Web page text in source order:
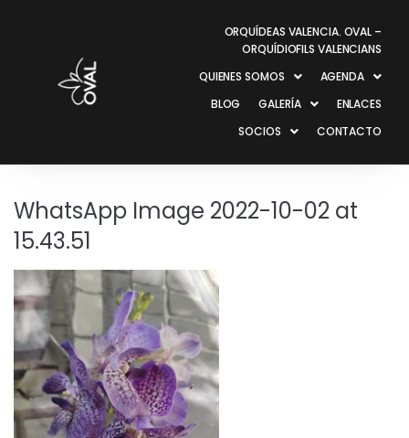
ORQUÍDEAS VALENCIA. OVAL –
ORQUÍDIOFILS VALENCIANS
QUIENES SOMOS
AGENDA
BLOG
GALERÍA
ENLACES
SOCIOS
CONTACTO
WhatsApp Image 2022-10-02 at
15.43.51